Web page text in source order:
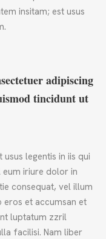
insitam; est usus
adipiscing
tincidunt ut
legentis in iis qui
iriure dolor in
consequat, vel illum
et accumsan et
luptatum zzril
facilisi. Nam liber